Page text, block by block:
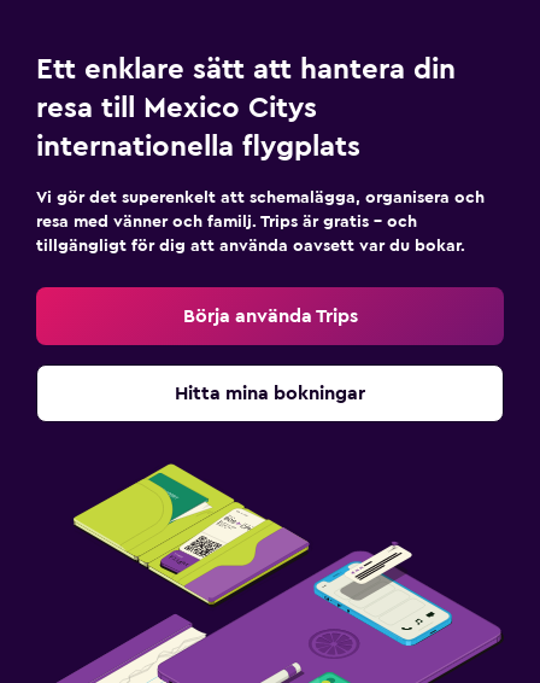
Ett enklare sätt att hantera din
resa till Mexico Citys
internationella flygplats
Vi gör det superenkelt att schemalägga, organisera och
resa med vänner och familj. Trips är gratis – och
tillgängligt för dig att använda oavsett var du bokar.
Börja använda Trips
Hitta mina bokningar